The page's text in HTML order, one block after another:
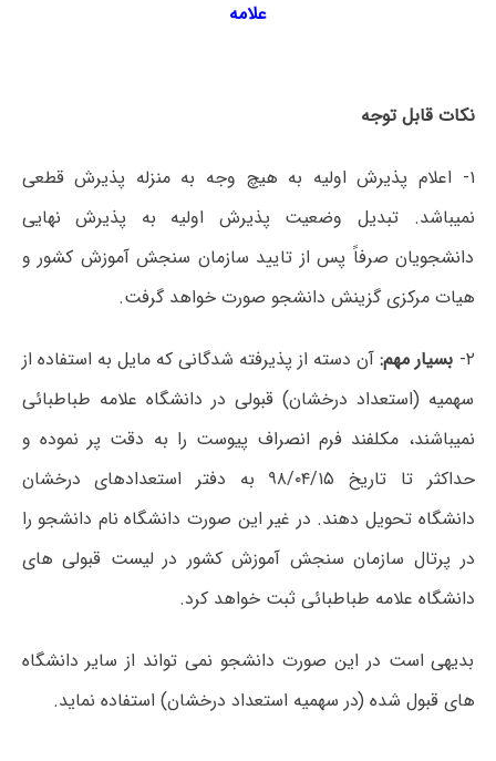
علامه
نکات قابل توجه
۱- اعلام پذیرش اولیه به هیچ وجه به منزله پذیرش قطعی
نمیباشد. تبدیل وضعیت پذیرش اولیه به پذیرش نهایی
دانشجویان صرفاً پس از تایید سازمان سنجش آموزش کشور و
هیات مرکزی گزینش دانشجو صورت خواهد گرفت.
۲- بسیار مهم: آن دسته از پذیرفته شدگانی که مایل به استفاده از
سهمیه (استعداد درخشان) قبولی در دانشگاه علامه طباطبائی
نمیباشند، مکلفندفرم انصراف پیوست را به دقت پر نموده و
حداکثر تا تاریخ ۹۸/۰۴/۱۵ به دفتر استعدادهای درخشان
دانشگاه تحویل دهند. در غیر این صورت دانشگاه نام دانشجو را
در پرتال سازمان سنجش آموزش کشور در لیست قبولی های
دانشگاه علامه طباطبائی ثبت خواهد کرد.
بدیهی است در این صورت دانشجو نمی تواند از سایر دانشگاه
های قبول شده (در سهمیه استعداد درخشان) استفاده نماید.